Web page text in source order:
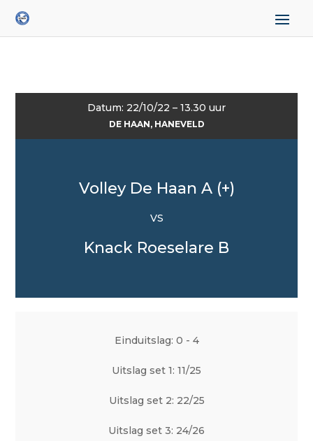
Datum: 22/10/22 – 13.30 uur
DE HAAN, HANEVELD
Volley De Haan A (+)
VS
Knack Roeselare B
Einduitslag: 0 - 4
Uitslag set 1: 11/25
Uitslag set 2: 22/25
Uitslag set 3: 24/26